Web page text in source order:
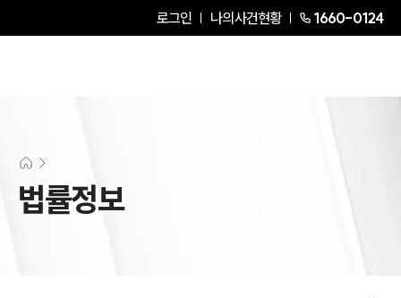
로그인 나의사건현황 1660-0124
법률정보